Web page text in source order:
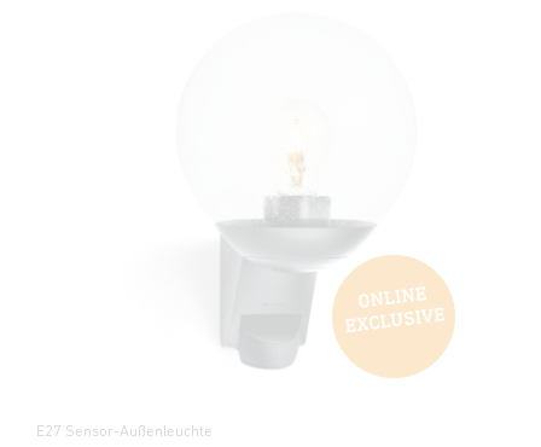
E27 Sensor-Außenleuchte